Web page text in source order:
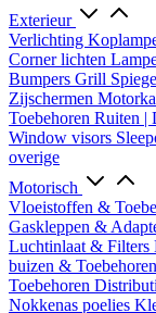
Exterieur
Verlichting
Corner lichten
Bumpers Grill
Zijschermen
Toebehoren Ruiten |
Window visors
overige
Motorisch
Vloeistoffen &
Gaskleppen &
Luchtinlaat & Filters
buizen & Toebehoren
Toebehoren
Nokkenas poelies